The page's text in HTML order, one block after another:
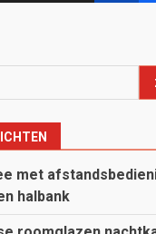
met
halbank